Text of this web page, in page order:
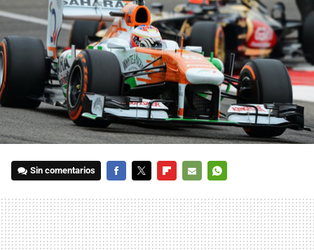
Sin comentarios
MAIL